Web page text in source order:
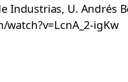
Industrias, U. Andrés
igKw